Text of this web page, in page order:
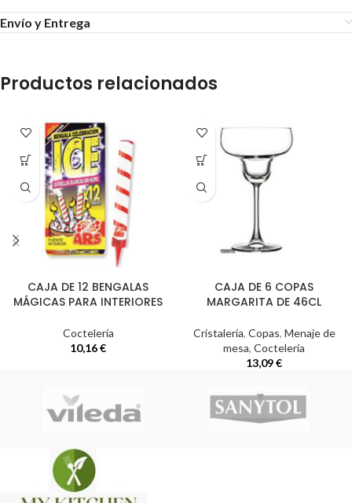
Envío y Entrega
Productos relacionados
CAJA DE 12 BENGALAS
MÁGICAS PARA INTERIORES
Coctelería
10,16€
CAJA DE 6 COPAS
MARGARITA DE 46CL
Cristalería, Copas, Menaje de
mesa, Coctelería
13,09€